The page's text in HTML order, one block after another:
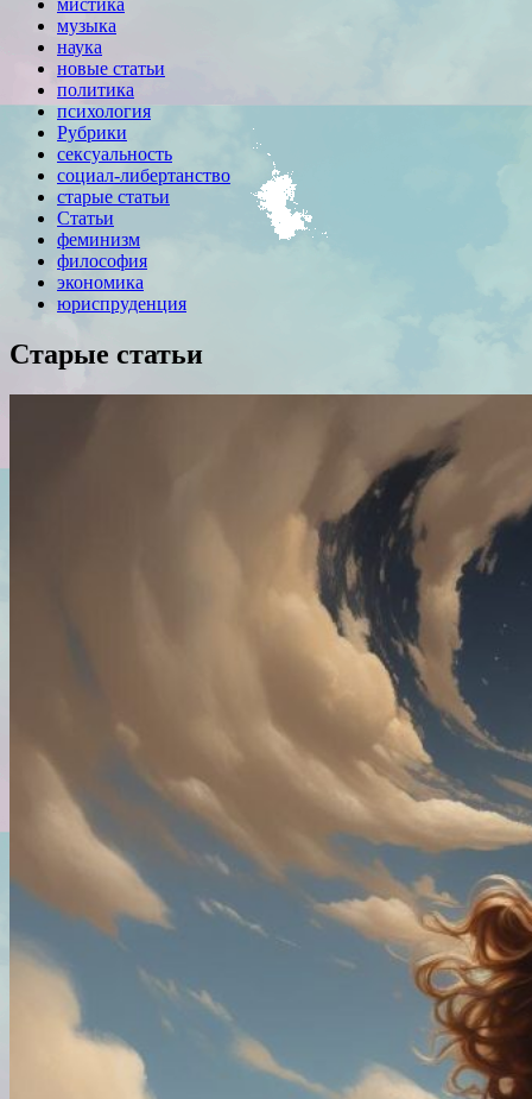
музыка
наука
новые статьи
политика
психология
Рубрики
сексуальность
социал-либертанство
старые статьи
Статьи
феминизм
философия
экономика
юриспруденция
Старые статьи